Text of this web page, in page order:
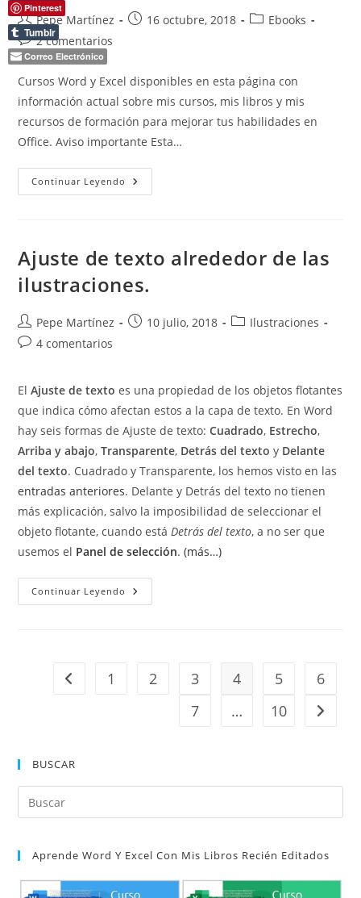
Autor
de
la
entrada:
Pepe Martínez
Publicación
16 octubre, 2018
Categoría
Ebooks
Comentarios
de
la
entrada:
2 comentarios
Cursos Word y Excel disponibles en esta página con
información actual sobre mis cursos, mis libros y mis
recursos de formación para mejorar tus habilidades en
Office. Aviso importante Esta…
Continuar Leyendo Compra
Hoy
Word
Y
Con
Un
Especial
Ajuste de texto alrededor de las
ilustraciones.
Autor
de
Pepe Martínez
Publicación
10 julio, 2018
Categoría
Ilustraciones
Comentarios
entrada:
4 comentarios
ElAjuste de texto es una propiedad de los objetos flotantes
que indica cómo afectan estos a la capa de texto. En Word
hay seis formas de Ajuste de texto:Cuadrado, Estrecho,
Arriba y abajo,Transparente, Detrás del texto y Delante
del texto. Cuadrado y Transparente, los hemos visto en las
entradas anteriores. Delante y Detrás del texto no tienen
más explicación, salvo la imposibilidad de seleccionar el
objeto flotante, cuando estáDetrás del texto, a no ser que
usemos el Panel de selección.(más…)
Continuar Leyendo Ajuste
De
Ir a la página anterior
1 2 3 4 5
6
7
… 10 Ir a la
BUSCAR
Aprende Word Y Excel Con Mis Libros Recién Editados
Pinterest
Tumblr
Correo Electrónico